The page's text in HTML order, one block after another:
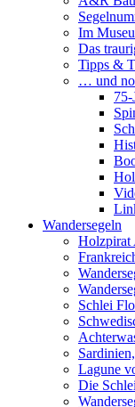
Im
Das
Tipps &
… und
75-
Wandersegeln
Holzpirat
Schlei
Lagune
Die Schlei